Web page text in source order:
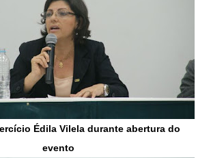
Édila Vilela durante abertura do
evento